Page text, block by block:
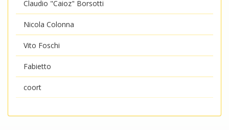
Claudio "Caioz" Borsotti
Nicola Colonna
Vito Foschi
Fabietto
coort